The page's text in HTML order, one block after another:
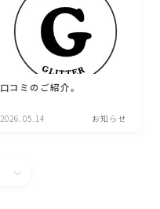
口コミのご紹介。
2026.05.14 お知らせ